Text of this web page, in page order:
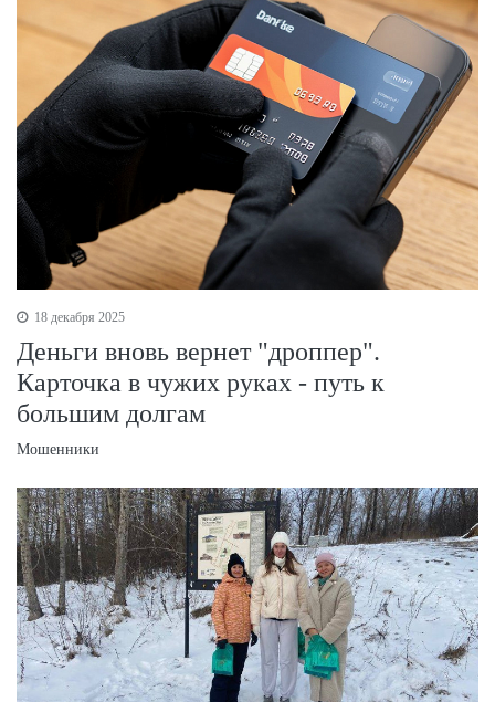
18 декабря 2025
Деньги вновь вернет "дроппер".
Карточка в чужих руках - путь к
большим долгам
Мошенники